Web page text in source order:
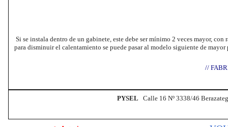
Si se instala dentro de un gabinete, este debe ser mínimo 2 veces mayor,
para disminuir el calentamiento se puede pasar al modelo siguiente de
//
PYSEL Calle 16 Nº 3338/46